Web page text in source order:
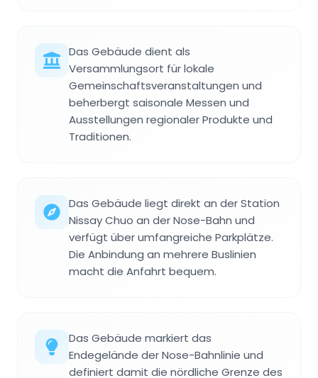
Das Gebäude dient als
Versammlungsort für lokale
Gemeinschaftsveranstaltungen und
beherbergt saisonale Messen und
Ausstellungen regionaler Produkte und
Traditionen.
Das Gebäude liegt direkt an der Station
Nissay Chuo an der Nose-Bahn und
verfügt über umfangreiche Parkplätze.
Die Anbindung an mehrere Buslinien
macht die Anfahrt bequem.
Das Gebäude markiert das
Endegelände der Nose-Bahnlinie und
definiert damit die nördliche Grenze des